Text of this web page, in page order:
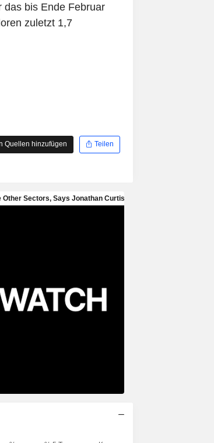
das bis Ende Februar
zuletzt 1,7
Quellen hinzufügen Teilen